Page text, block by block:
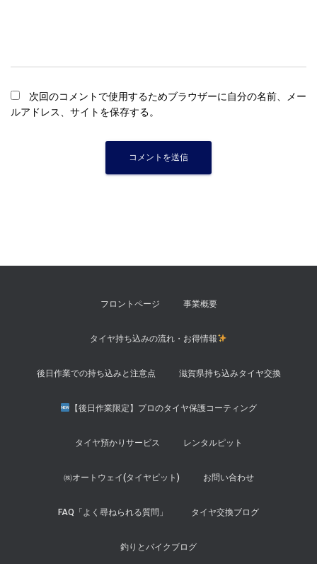
次回のコメントで使用するためブラウザーに自分の名前、メー
ルアドレス、サイトを保存する。
フロントページ 事業概要
タイヤ持ち込みの流れ・お得情報
後日作業での持ち込みと注意点 滋賀県持ち込みタイヤ交換
【後日作業限定】プロのタイヤ保護コーティング
タイヤ預かりサービス レンタルピット
㈱オートウェイ(タイヤピット) お問い合わせ
FAQ「よく尋ねられる質問」 タイヤ交換ブログ
釣りとバイクブログ